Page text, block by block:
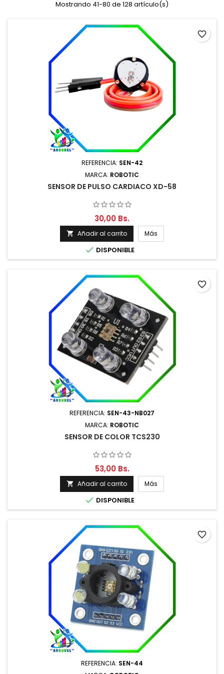
Mostrando 41-80 de 128 artículo(s)
REFERENCIA: SEN-42
MARCA: ROBOTIC
SENSOR DE PULSO CARDIACO XD-58
30,00 Bs.
 Añadir al carrito Más
 DISPONIBLE
favorite_border
REFERENCIA: SEN-43-NB027
MARCA: ROBOTIC
SENSOR DE COLOR TCS230
53,00 Bs.
 Añadir al carrito Más
 DISPONIBLE
favorite_border
REFERENCIA: SEN-44
favorite_border